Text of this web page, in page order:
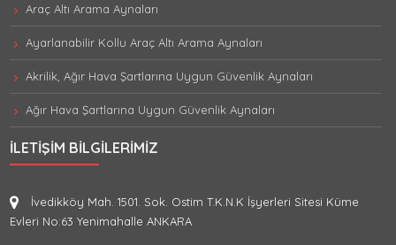
Araç Altı Arama Aynaları
Ayarlanabilir Kollu Araç Altı Arama Aynaları
Akrilik, Ağır Hava Şartlarına Uygun Güvenlik Aynaları
Ağır Hava Şartlarına Uygun Güvenlik Aynaları
İLETIŞIM BILGILERIMIZ
İvedikköy Mah. 1501. Sok. Ostim T.K.N.K İşyerleri Sitesi Küme
Evleri No:63 Yenimahalle ANKARA